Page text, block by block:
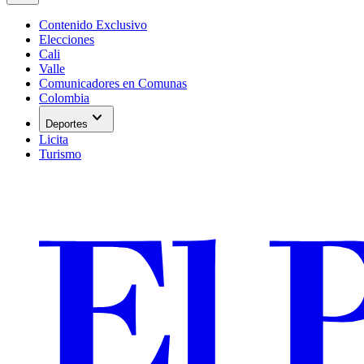
Contenido Exclusivo
Elecciones
Cali
Valle
Comunicadores en Comunas
Colombia
Deportes expand_more
Licita
Turismo